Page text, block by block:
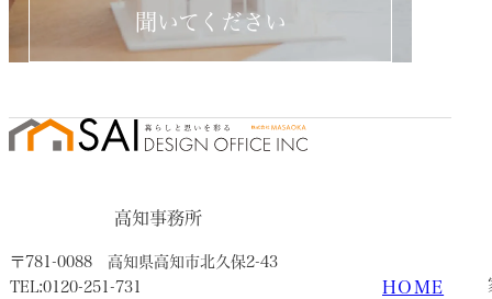
聞いてください
高知事務所
〒781-0088 高知県高知市北久保2-43
TEL:0120-251-731
HOME